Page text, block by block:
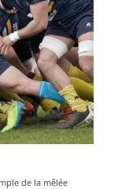
de la mêlée